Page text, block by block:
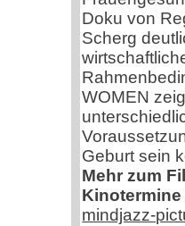
Doku von
Scherg
WOMEN
Geburt sein
Mehr zum
mindjazz-